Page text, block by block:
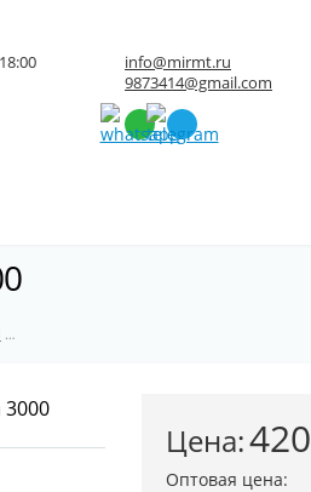
info@mirmt.ru
9873414@gmail.com
Цена:420
Оптовая цена: